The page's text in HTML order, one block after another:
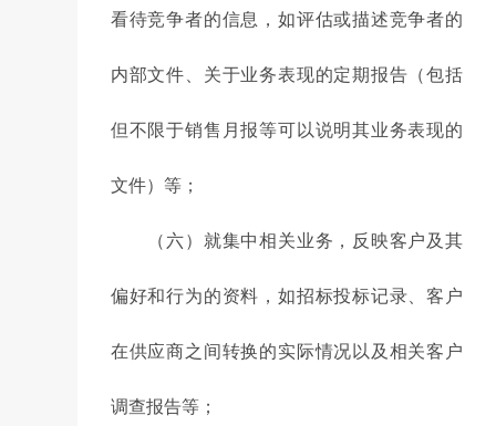
看待竞争者的信息，如评估或描述竞争者的
内部文件、关于业务表现的定期报告（包括
但不限于销售月报等可以说明其业务表现的
文件）等；
（六）就集中相关业务，反映客户及其
偏好和行为的资料，如招标投标记录、客户
在供应商之间转换的实际情况以及相关客户
调查报告等；